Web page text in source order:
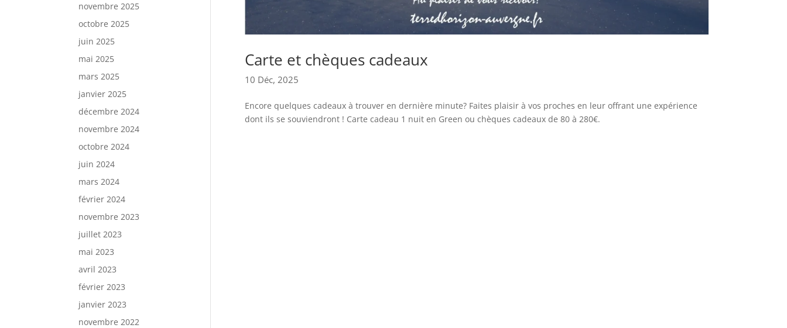
Carte et chèques cadeaux
10 Déc, 2025
Encore quelques cadeaux à trouver en dernière minute? Faites plaisir à vos proches en leur offrant une expérience
dont ils se souviendront ! Carte cadeau 1 nuit en Green ou chèques cadeaux de 80 à 280€.
novembre 2025
octobre 2025
juin 2025
mai 2025
mars 2025
janvier 2025
décembre 2024
novembre 2024
octobre 2024
juin 2024
mars 2024
février 2024
novembre 2023
juillet 2023
mai 2023
avril 2023
février 2023
janvier 2023
novembre 2022